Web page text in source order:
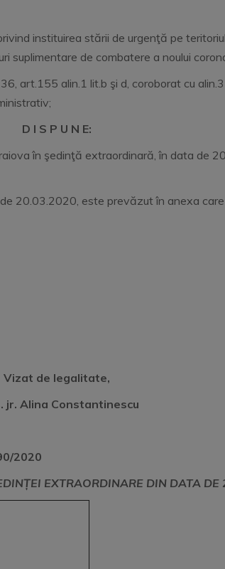
instituirea stării de urgenţă pe
suplimentare de combatere a noului
art.155 alin.1 lit.b şi d, coroborat cu
D I S P U N E:
în şedinţă extraordinară, în data de
20.03.2020, este prevăzut în anexa
Emisă
Vizat de legalitate,
jr. Alina Constantinescu
2020
EXTRAORDINARE DIN DATA DE